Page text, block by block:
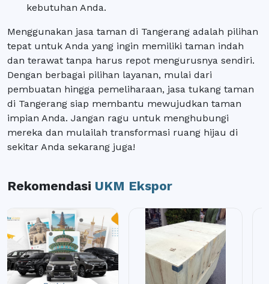
kebutuhan Anda.
Menggunakan jasa taman di Tangerang adalah pilihan
tepat untuk Anda yang ingin memiliki taman indah
dan terawat tanpa harus repot mengurusnya sendiri.
Dengan berbagai pilihan layanan, mulai dari
pembuatan hingga pemeliharaan, jasa tukang taman
di Tangerang siap membantu mewujudkan taman
impian Anda. Jangan ragu untuk menghubungi
mereka dan mulailah transformasi ruang hijau di
sekitar Anda sekarang juga!
Rekomendasi UKM Ekspor